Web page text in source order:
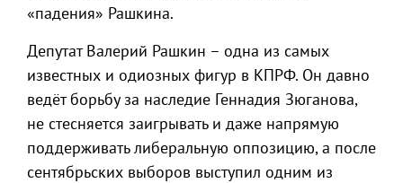
«падения» Рашкина.
Депутат Валерий Рашкин – одна из самых
известных и одиозных фигур в КПРФ. Он давно
ведёт борьбу за наследие Геннадия Зюганова,
не стесняется заигрывать и даже напрямую
поддерживать либеральную оппозицию, а после
сентябрьских выборов выступил одним из